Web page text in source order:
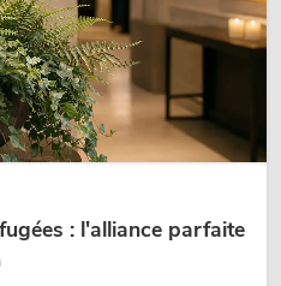
: l'alliance parfaite